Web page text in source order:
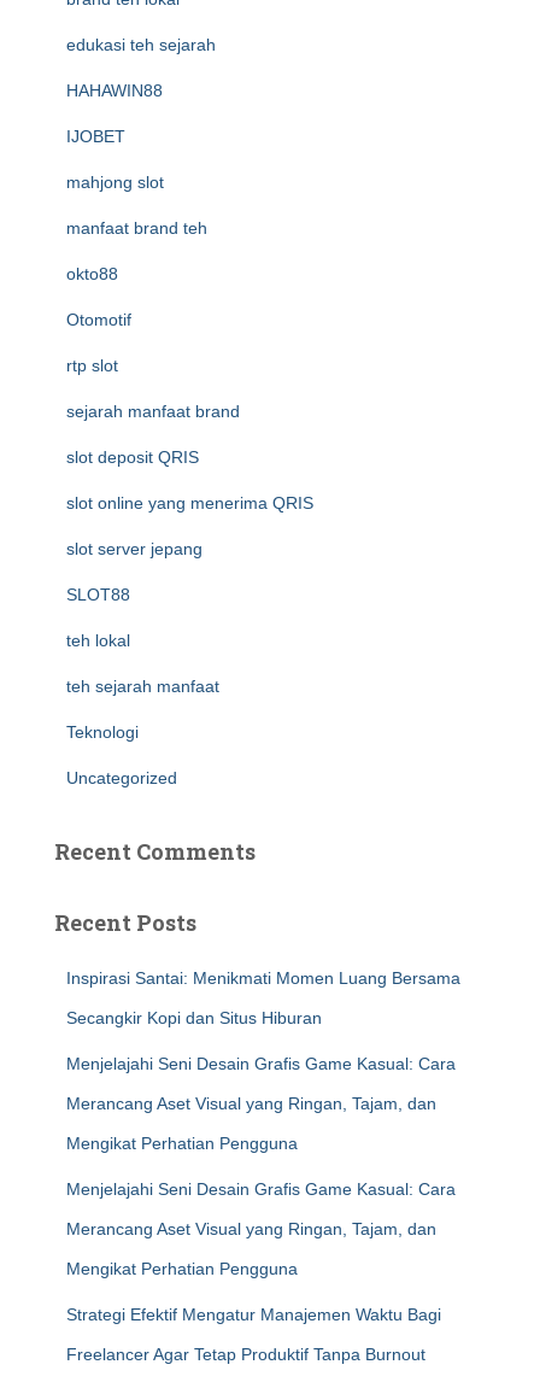
edukasi teh sejarah
HAHAWIN88
IJOBET
mahjong slot
manfaat brand teh
okto88
Otomotif
rtp slot
sejarah manfaat brand
slot deposit QRIS
slot online yang menerima QRIS
slot server jepang
SLOT88
teh lokal
teh sejarah manfaat
Teknologi
Uncategorized
Recent Comments
Recent Posts
Inspirasi Santai: Menikmati Momen Luang Bersama
Secangkir Kopi dan Situs Hiburan
Menjelajahi Seni Desain Grafis Game Kasual: Cara
Merancang Aset Visual yang Ringan, Tajam, dan
Mengikat Perhatian Pengguna
Menjelajahi Seni Desain Grafis Game Kasual: Cara
Merancang Aset Visual yang Ringan, Tajam, dan
Mengikat Perhatian Pengguna
Strategi Efektif Mengatur Manajemen Waktu Bagi
Freelancer Agar Tetap Produktif Tanpa Burnout